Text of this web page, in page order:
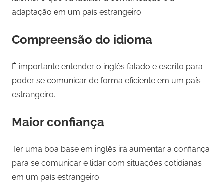
adaptação em um país estrangeiro.
Compreensão do idioma
É importante entender o inglês falado e escrito para
poder se comunicar de forma eficiente em um país
estrangeiro.
Maior confiança
Ter uma boa base em inglês irá aumentar a confiança
para se comunicar e lidar com situações cotidianas
em um país estrangeiro.